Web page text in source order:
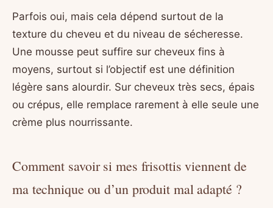
Parfois oui, mais cela dépend surtout de la
texture du cheveu et du niveau de sécheresse.
Une mousse peut suffire sur cheveux fins à
moyens, surtout si l’objectif est une définition
légère sans alourdir. Sur cheveux très secs, épais
ou crépus, elle remplace rarement à elle seule une
crème plus nourrissante.
Comment savoir si mes frisottis viennent de
ma technique ou d’un produit mal adapté ?